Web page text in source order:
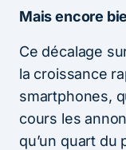
Mais encore
Ce décalage
la croissance
smartphones,
cours les
qu’un quart du